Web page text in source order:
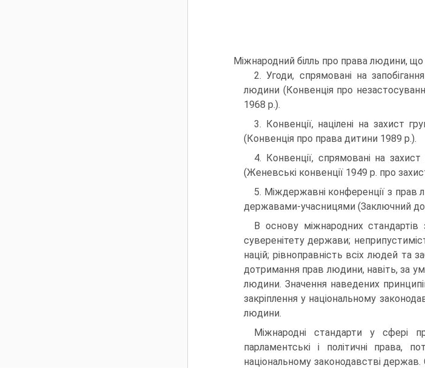
Міжнародний білль про права людини, що
2. Угоди, спрямовані на
людини (Конвенція про
1968 p.).
3. Конвенції, націлені на захист
(Конвенція про права дитини 1989 p.).
4. Конвенції, спрямовані на
(Женевські конвенції 1949 р. про
5. Міждержавні конференції з
державами-учасницями (Заключний
В основу міжнародних стандартів
суверенітету держави;
націй; рівноправність всіх людей та
дотримання прав людини, навіть, за
людини. Значення наведених
закріплення у національному
людини.
Міжнародні стандарти у сфері
парламентські і політичні права,
національному законодавстві